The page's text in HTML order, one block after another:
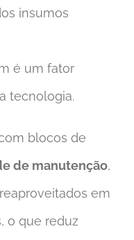
insumos
é um fator
tecnologia.
blocos de
de manutenção,
em
o que reduz